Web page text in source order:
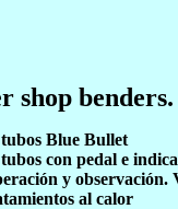
Blue Bullet
con pedal e
y observación.
al calor